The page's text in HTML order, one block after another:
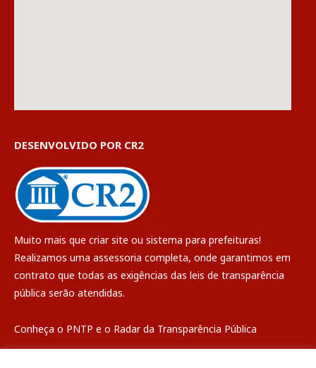
DESENVOLVIDO POR CR2
Muito mais que criar site ou sistema para prefeituras!
Realizamos uma assessoria completa, onde garantimos em
contrato que todas as exigências das leis de transparência
pública serão atendidas.
Conheça o PNTP e o Radar da Transparência Pública